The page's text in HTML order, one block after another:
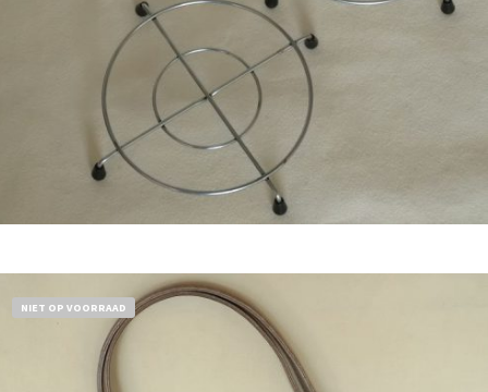
€11,50
NIET OP VOORRAAD